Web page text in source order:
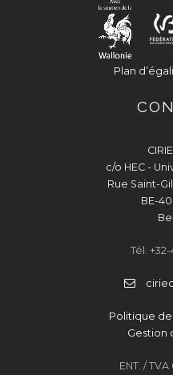
Plan
c/o HEC -
Rue Saint-
BE-
Tél.
Politique
Gestion
ENT. /